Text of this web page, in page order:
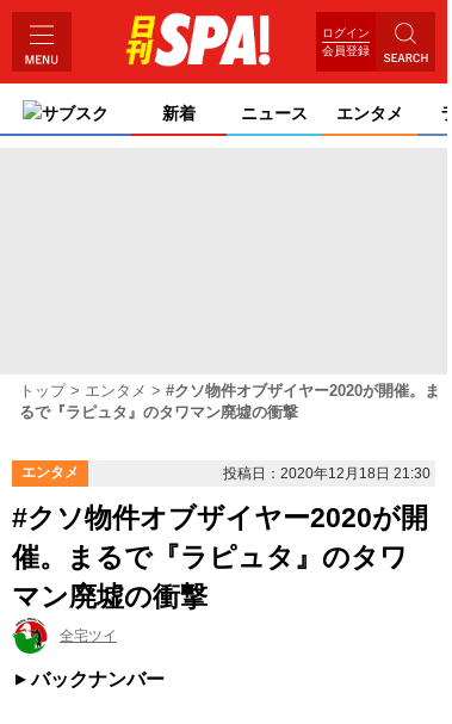
ログイン
会員登録
サブスク 新着 ニュース エンタメ
トップ エンタメ
#クソ物件オブザイヤー2020が開催。ま
るで『ラピュタ』のタワマン廃墟の衝撃
エンタメ 投稿日：2020年12月18日 21:30
#クソ物件オブザイヤー2020が開
催。まるで『ラピュタ』のタワ
マン廃墟の衝撃
全宅ツイ
バックナンバー